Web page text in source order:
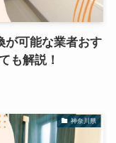
が可能な業者おす
も解説！
神奈川県